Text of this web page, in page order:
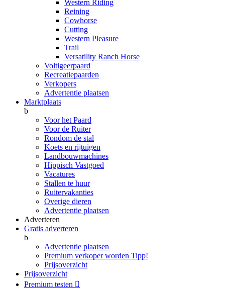
Western Riding
Reining
Cowhorse
Cutting
Western Pleasure
Trail
Versatility Ranch Horse
Voltigeerpaard
Recreatiepaarden
Verkopers
Advertentie plaatsen
Marktplaats
b
Voor het Paard
Voor de Ruiter
Rondom de stal
Koets en rijtuigen
Landbouwmachines
Hippisch Vastgoed
Vacatures
Stallen te huur
Ruitervakanties
Overige dieren
Advertentie plaatsen
Adverteren
Gratis adverteren
b
Advertentie plaatsen
Premium verkoper worden Tipp!
Prijsoverzicht
Prijsoverzicht
Premium testen 